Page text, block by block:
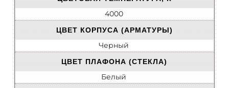
4000
ЦВЕТ КОРПУСА (АРМАТУРЫ)
Черный
ЦВЕТ ПЛАФОНА (СТЕКЛА)
Белый